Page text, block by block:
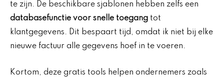
te zijn. De beschikbare sjablonen hebben zelfs een
databasefunctie voor snelle toegang tot
klantgegevens. Dit bespaart tijd, omdat ik niet bij elke
nieuwe factuur alle gegevens hoef in te voeren.
Kortom, deze gratis tools helpen ondernemers zoals